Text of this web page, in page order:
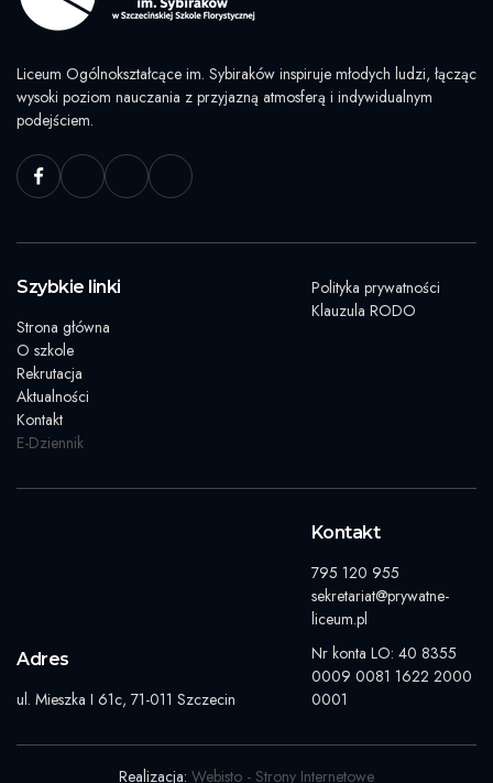
Liceum Ogólnokształcące im. Sybiraków inspiruje młodych ludzi, łącząc
wysoki poziom nauczania z przyjazną atmosferą i indywidualnym
podejściem.
Szybkie linki
Strona główna
O szkole
Rekrutacja
Aktualności
Kontakt
E-Dziennik
Polityka prywatności
Klauzula RODO
Adres
ul. Mieszka I 61c, 71-011 Szczecin
Kontakt
795 120 955
sekretariat@prywatne-
liceum.pl
Nr konta LO: 40 8355
0009 0081 1622 2000
0001
Realizacja: Webisto - Strony Internetowe